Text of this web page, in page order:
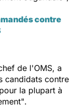
contre
de l'OMS, a
candidats contre
la plupart à
.